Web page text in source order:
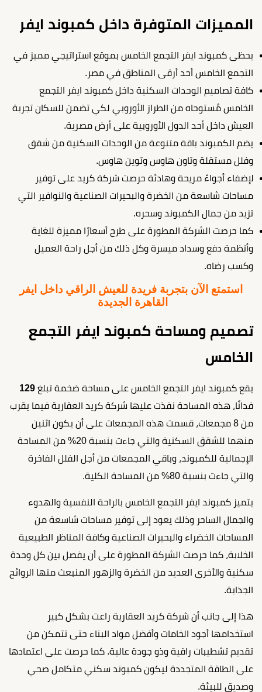
المميزات المتوفرة داخل كمبوند ايفر
يحظى كمبوند ايفر التجمع الخامس بموقع استراتيجي مميز في
التجمع الخامس أحد أرقى المناطق في مصر.
كافة تصاميم الوحدات السكنية داخل كمبوند ايفر التجمع
الخامس مُستوحاه من الطراز الأوروبي لكي تضمن للسكان تجربة
العيش داخل أحد الدول الأوروبية على أرض مصرية.
يضم الكمبوند باقة متنوعة من الوحدات السكنية من شقق
وفلل مستقلة وتاون هاوس وتوين هاوس.
لإضفاء أجواءً مريحة وهادئة حرصت شركة كريد على توفير
مساحات شاسعة من الخضرة والبحيرات الصناعية والنوافير التي
تزيد من جمال الكمبوند وسحره.
كما حرصت الشركة المطورة على طرح أسعارًا مميزة للغاية
وأنظمة دفع وسداد ميسرة وكل ذلك من أجل راحة العميل
وكسب رضاه.
استمتع الآن بتجربة فريدة للعيش الراقي داخل ايفر
القاهرة الجديدة
تصميم ومساحة كمبوند ايفر التجمع
الخامس
يقع كمبوند ايفر التجمع الخامس على مساحة ضخمة تبلغ 129
فدانًا، هذه المساحة نفذت عليها شركة كريد العقارية فيما يقرب
من 8 مجمعات، قسمت هذه المجمعات على أن يكون اثنين
منهما للشقق السكنية والتي جاءت بنسبة 20% من المساحة
الإجمالية للكمبوند، وباقي المجمعات من أجل الفلل الفاخرة
والتي جاءت بنسبة 80% من المساحة الكلية.
يتميز كمبوند ايفر التجمع الخامس بالراحة النفسية والهدوء
والجمال الساحر وذلك يعود إلى توفير مساحات شاسعة من
المساحات الخضراء والبحيرات الصناعية وكافة المناظر الطبيعية
الخلابة، كما حرصت الشركة المطورة على أن يفصل بين كل وحدة
سكنية والأخرى العديد من الخضرة والزهور المنبعث منها الروائح
الجذابة.
هذا إلى جانب أن شركة كريد العقارية راعت بشكل كبير
استخدامها أجود الخامات وأفضل مواد البناء حتى تتمكن من
تقديم تشطيبات راقية وذو جودة عالية. كما حرصت على اعتمادها
على الطاقة المتجددة ليكون كمبوند سكني متكامل صحي
وصديق للبيئة.